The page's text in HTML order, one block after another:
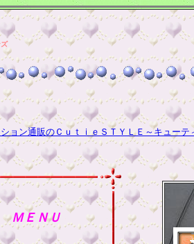
ョン通販のＣｕｔｉｅＳＴＹＬＥ～キューテ
ＭＥＮＵ